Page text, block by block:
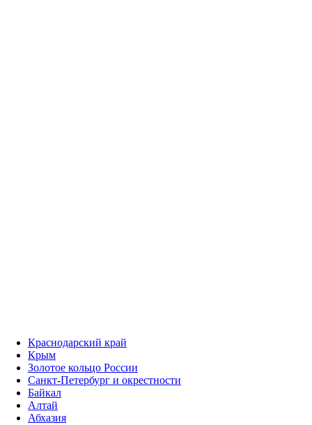
Краснодарский край
Крым
Золотое кольцо России
Санкт-Петербург и окрестности
Байкал
Алтай
Абхазия